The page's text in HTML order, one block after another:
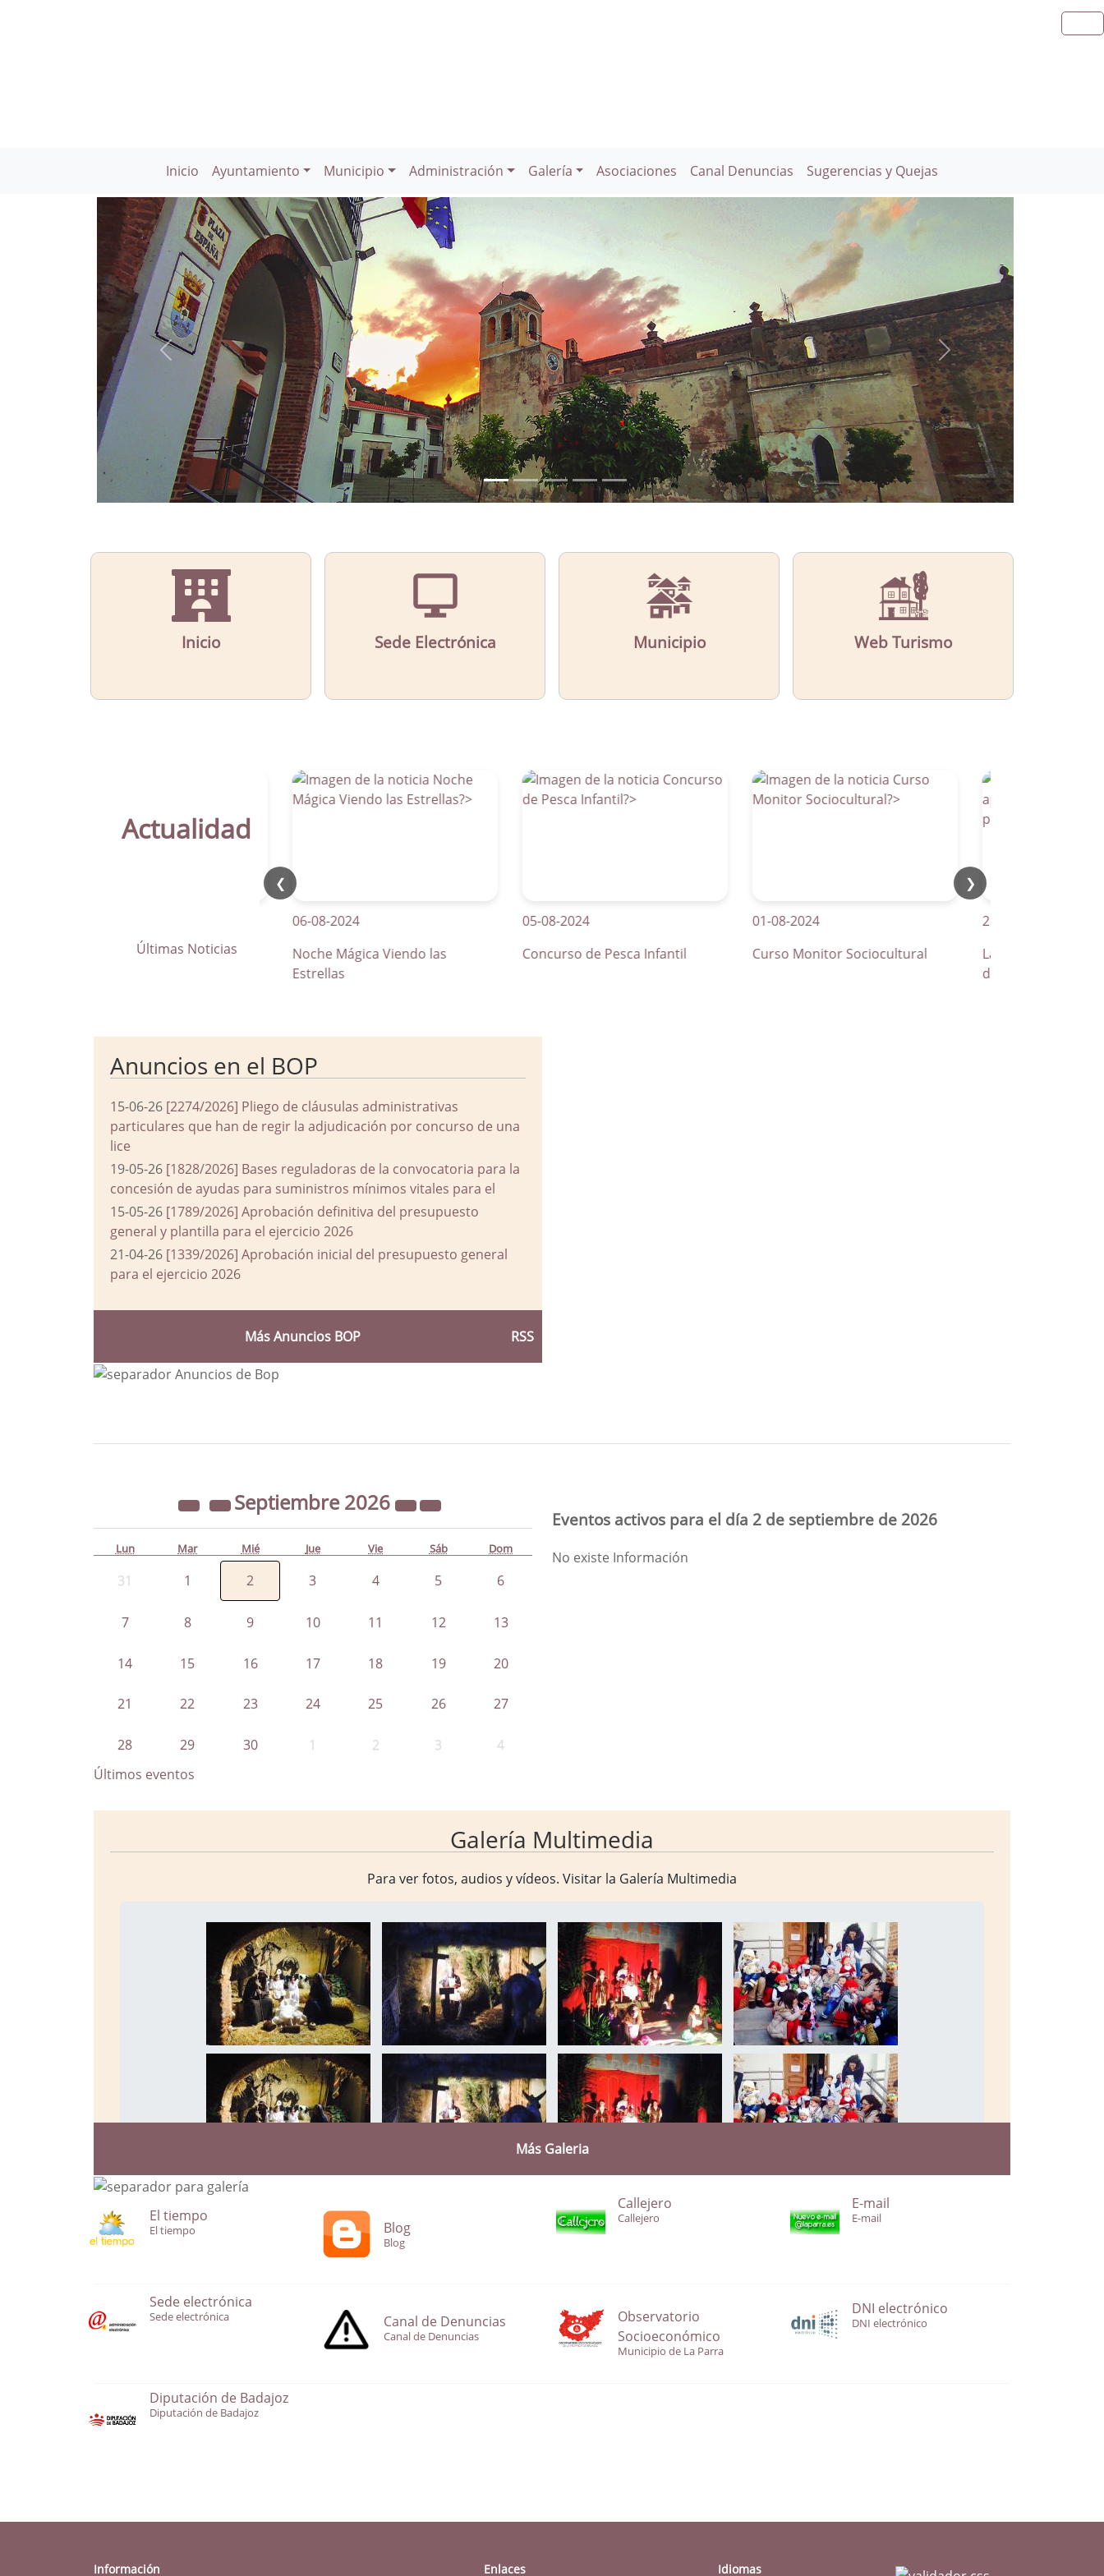
Inicio Ayuntamiento Municipio Administración Galería Asociaciones Canal Denuncias Sugerencias y Quejas
Inicio Sede Electrónica Municipio Web Turismo
Actualidad
Últimas Noticias
❮ ❯
La Parra apuesta por los pasos
06-08-2024
Noche Mágica Viendo las
Estrellas
05-08-2024
Concurso de Pesca Infantil
01-08-2024
Curso Monitor Sociocultural
21-04-2026
La Parra apuesta por
de peatones inteligentes
Anuncios en el BOP
15-06-26 [2274/2026] Pliego de cláusulas administrativas
particulares que han de regir la adjudicación por concurso de una
lice
19-05-26 [1828/2026] Bases reguladoras de la convocatoria para la
concesión de ayudas para suministros mínimos vitales para el
15-05-26 [1789/2026] Aprobación definitiva del presupuesto
general y plantilla para el ejercicio 2026
21-04-26 [1339/2026] Aprobación inicial del presupuesto general
para el ejercicio 2026
Más Anuncios BOP RSS
Septiembre2026
Lun Mar Mié Jue Vie Sáb Dom
31 1 2 3 4 5 6
7 8 9 10 11 12 13
14 15 16 17 18 19 20
21 22 23 24 25 26 27
28 29 30 1 2 3 4
Eventos activos para el día 2 de septiembre de 2026
No existe Información
Últimos eventos
Galería Multimedia
Para ver fotos, audios y vídeos. Visitar la Galería Multimedia
Más Galeria
El tiempo
El tiempo Blog
Blog
Callejero
Callejero
E-mail
E-mail
Sede electrónica
Sede electrónica Canal de Denuncias
Canal de Denuncias
Observatorio
Socioeconómico
Municipio de La Parra
DNI electrónico
DNI electrónico
Diputación de Badajoz
Diputación de Badajoz
Información Enlaces Idiomas